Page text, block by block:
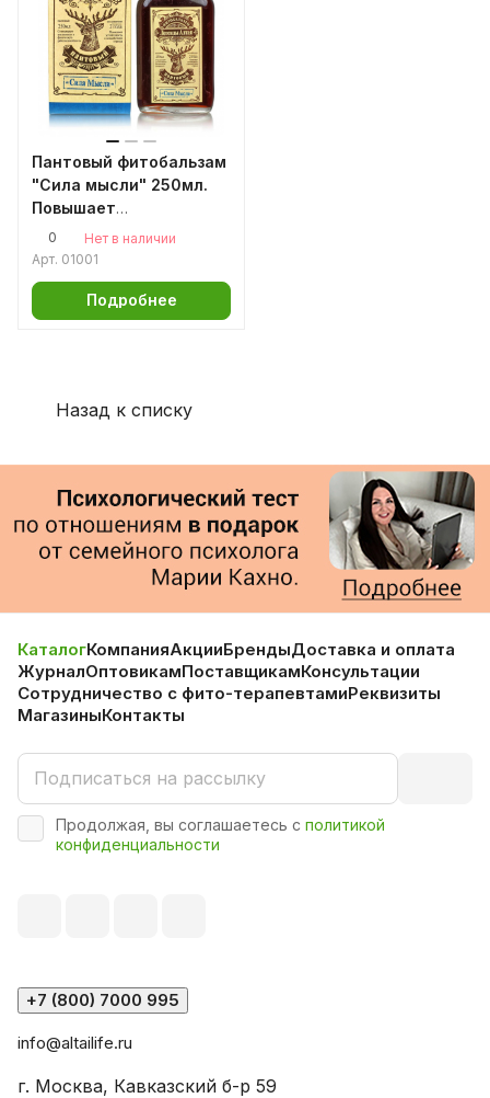
Пантовый фитобальзам
"Сила мысли" 250мл.
Повышает
работоспособность,
жизненный тонус,
энергетические
резервы организма
0
Нет в наличии
Арт. 01001
Подробнее
Назад к списку
КаталогКомпанияАкцииБрендыДоставка и оплата
ЖурналОптовикамПоставщикамКонсультации
Сотрудничество с фито-терапевтамиРеквизиты
МагазиныКонтакты
Продолжая, вы соглашаетесь с политикой
конфиденциальности
+7 (800) 7000 995
info@altailife.ru
г. Москва, Кавказский б-р 59